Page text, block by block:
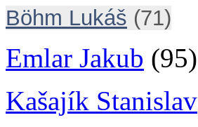
Böhm Lukáš (71)
Emlar Jakub (95)
Kašajík Stanislav